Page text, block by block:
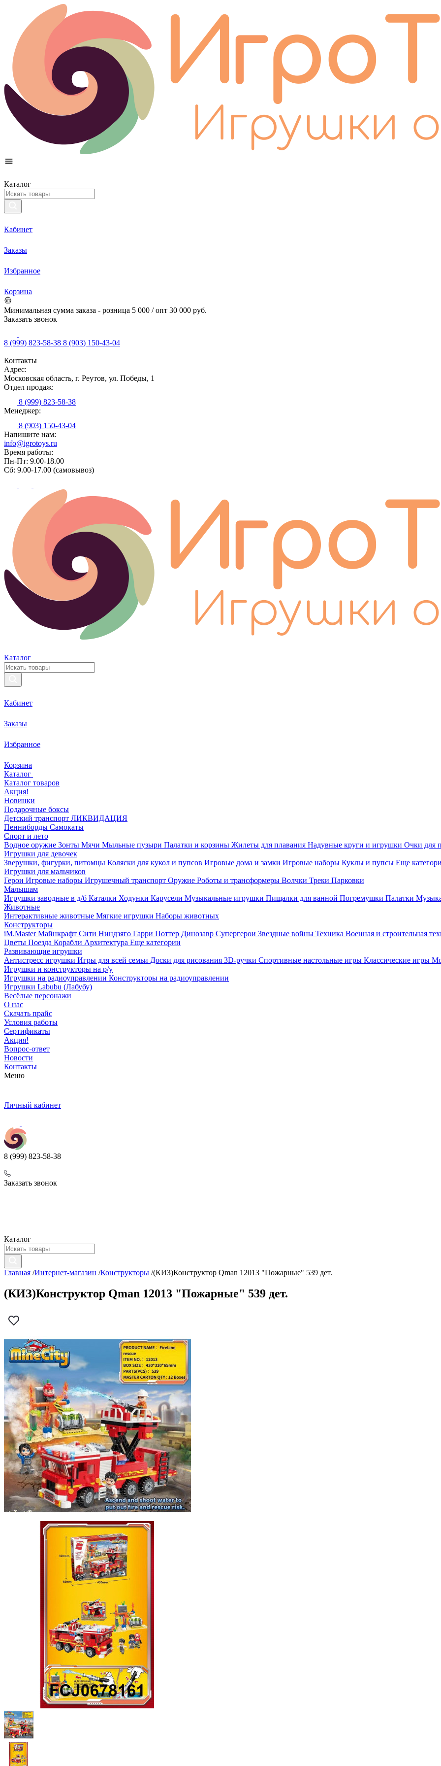
Каталог
Кабинет
Заказы
Избранное
Корзина
Минимальная сумма заказа - розница 5 000 / опт 30 000 руб.
Заказать звонок
8 (999) 823-58-38 8 (903) 150-43-04
Контакты
Адрес:
Московская область, г. Реутов, ул. Победы, 1
Отдел продаж:
8 (999) 823-58-38
Менеджер:
8 (903) 150-43-04
Напишите нам:
info@igrotoys.ru
Время работы:
Пн-Пт: 9.00-18.00
Сб: 9.00-17.00 (самовывоз)
Каталог
Кабинет
Заказы
Избранное
Корзина
Каталог
Каталог товаров
Акция!
Новинки
Подарочные боксы
Детский транспорт ЛИКВИДАЦИЯ
Пенниборды Самокаты
Спорт и лето
Водное оружие Зонты Мячи Мыльные пузыри Палатки и корзины Жилеты для плавания Надувные круги и игрушки Очки для
Игрушки для девочек
Зверушки, фигурки, питомцы Коляски для кукол и пупсов Игровые дома и замки Игровые наборы Куклы и пупсы Еще
Игрушки для мальчиков
Герои Игровые наборы Игрушечный транспорт Оружие Роботы и трансформеры Волчки Треки Парковки
Малышам
Игрушки заводные в д/б Каталки Ходунки Карусели Музыкальные игрушки Пищалки для ванной Погремушки Палатки
Животные
Интерактивные животные Мягкие игрушки Наборы животных
Конструкторы
iM.Master Майнкрафт Сити Ниндзяго Гарри Поттер Динозавр Супергерои Звездные войны Техника Военная и строительная
Цветы Поезда Корабли Архитектура Еще категории
Развивающие игрушки
Антистресс игрушки Игры для всей семьи Доски для рисования 3D-ручки Спортивные настольные игры Классические игры
Игрушки и конструкторы на р/у
Игрушки на радиоуправлении Конструкторы на радиоуправлении
Игрушки Labubu (Лабубу)
Весёлые персонажи
О нас
Скачать прайс
Условия работы
Сертификаты
Акция!
Вопрос-ответ
Новости
Контакты
Меню
Личный кабинет
8 (999) 823-58-38
Заказать звонок
Каталог
Главная /Интернет-магазин /Конструкторы /(КИЗ)Конструктор Qman 12013 "Пожарные" 539 дет.
(КИЗ)Конструктор Qman 12013 "Пожарные" 539 дет.